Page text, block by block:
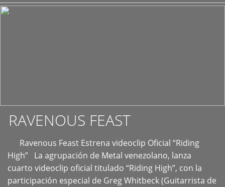
RAVENOUS FEAST
Ravenous Feast Estrena videoclip Oficial “Riding
High” La agrupación de Metal venezolano, lanza
cuarto videoclip oficial titulado “Riding High”, con la
participación especial de Greg Whitbeck (Guitarrista de